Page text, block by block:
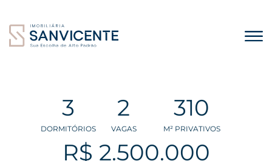
3
DORMITÓRIOS
2
VAGAS
310
M² PRIVATIVOS
R$ 2.500.000